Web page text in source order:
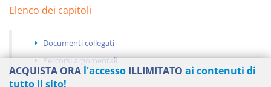
Elenco dei capitoli
Documenti collegati
Percorsi argomentali
ACQUISTA ORA l'accesso ILLIMITATO ai contenuti di
tutto il sito!